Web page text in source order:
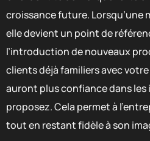
croissance future. Lorsqu’une
elle devient un point de
l’introduction de nouveaux
clients déjà familiers avec
auront plus confiance dans
proposez. Cela permet à
tout en restant fidèle à son